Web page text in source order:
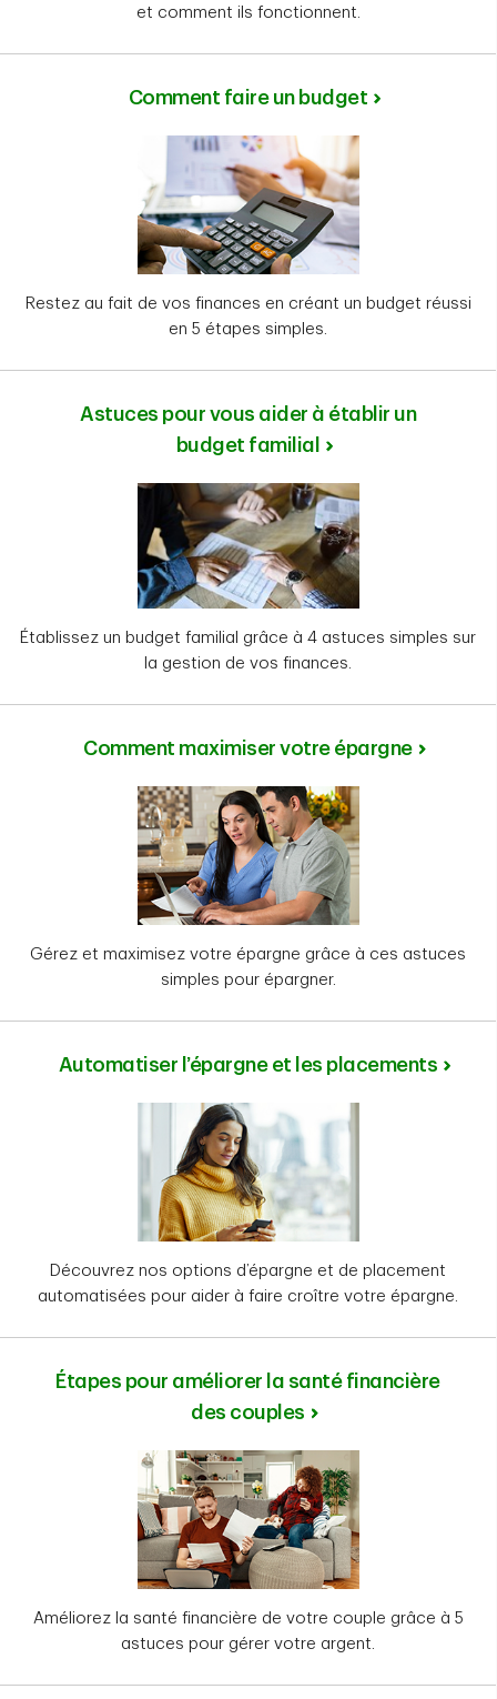
et comment ils fonctionnent.
Comment faire un budget
Restez au fait de vos finances en créant un budget réussi
en 5 étapes simples.
Astuces pour vous aider à établir un
budget familial
Établissez un budget familial grâce à 4 astuces simples sur
la gestion de vos finances.
Comment maximiser votre épargne
Gérez et maximisez votre épargne grâce à ces astuces
simples pour épargner.
Automatiser l’épargne et les placements
Découvrez nos options d’épargne et de placement
automatisées pour aider à faire croître votre épargne.
Étapes pour améliorer la santé financière
des couples
Améliorez la santé financière de votre couple grâce à 5
astuces pour gérer votre argent.